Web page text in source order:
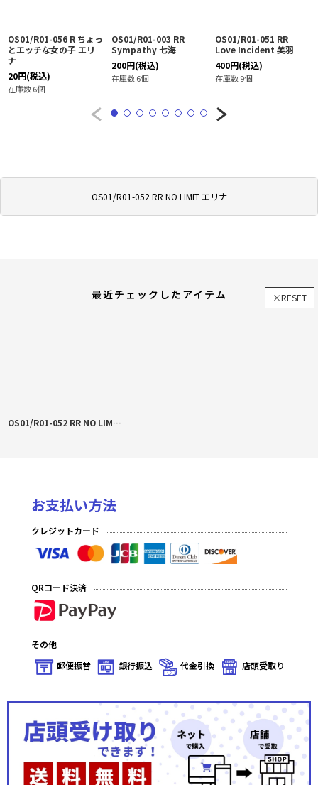
OS01/R01-052 RR NO LIMIT エリナ
OS01/R01-056 R ちょっ
とエッチな女の子 エリ
ナ
20円(税込)
在庫数 6個
OS01/R01-003 RR
Sympathy 七海
200円(税込)
在庫数 6個
OS01/R01-051 RR
Love Incident 美羽
400円(税込)
在庫数 9個
最近チェックしたアイテム ×RESET
OS01/R01-052 RR NO LIMIT エリナ
お支払い方法
クレジットカード
QRコード決済
その他
郵便振替
銀行振込 代金引換 店頭受取り